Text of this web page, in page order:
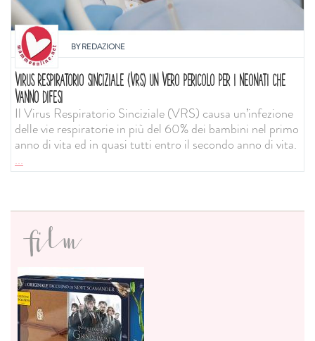
BYREDAZIONE
VIRUS RESPIRATORIO SINCIZIALE (VRS) UN VERO PERICOLO PER I NEONATI CHE
VANNO DIFESI
Il Virus Respiratorio Sinciziale (VRS) causa un’infezione
delle vie respiratorie in più del 60% dei bambini nel primo
anno di vita ed in quasi tutti entro il secondo anno di vita.
...
film